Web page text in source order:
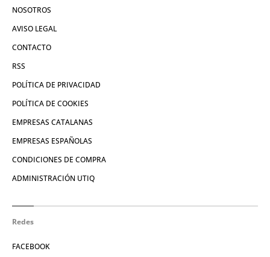
NOSOTROS
AVISO LEGAL
CONTACTO
RSS
POLÍTICA DE PRIVACIDAD
POLÍTICA DE COOKIES
EMPRESAS CATALANAS
EMPRESAS ESPAÑOLAS
CONDICIONES DE COMPRA
ADMINISTRACIÓN UTIQ
Redes
FACEBOOK